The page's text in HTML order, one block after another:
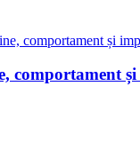
comportament